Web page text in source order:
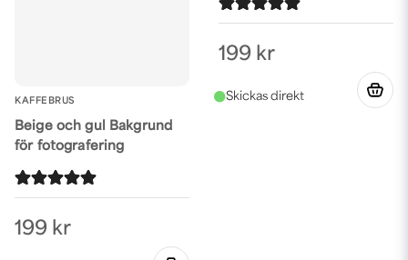
KAFFEBRUS
Beige och gul Bakgrund
för fotografering
199 kr
199 kr